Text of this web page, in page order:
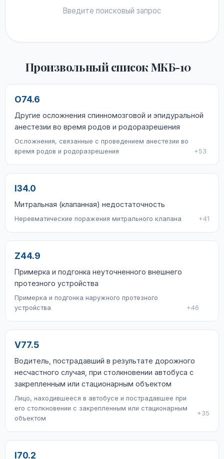
Введите поисковый запрос
Произвольный список МКБ-10
O74.6
Другие осложнения спинномозговой и эпидуральной
анестезии во время родов и родоразрешения
Осложнения, связанные с проведением анестезии во
время родов и родоразрешения
+53
I34.0
Митральная (клапанная) недостаточность
Неревматические поражения митрального клапана +41
Z44.9
Примерка и подгонка неуточненного внешнего
протезного устройства
Примерка и подгонка наружного протезного
устройства
+46
V77.5
Водитель, пострадавший в результате дорожного
несчастного случая, при столкновении автобуса с
закрепленным или стационарным объектом
Лицо, находившееся в автобусе и пострадавшее при
его столкновении с закрепленным или стационарным
объектом
+35
I70.2